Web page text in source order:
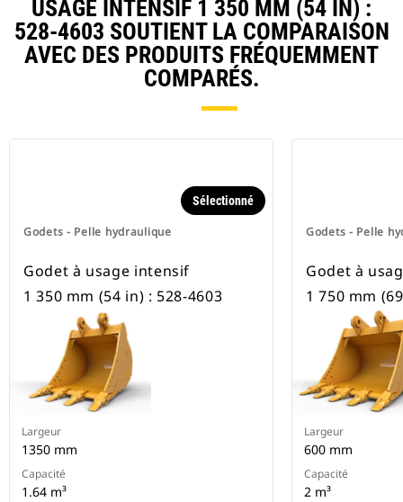
pneus.
USAGE INTENSIF 1 350 MM (54 IN) :
528-4603 SOUTIENT LA COMPARAISON
AVEC DES PRODUITS FRÉQUEMMENT
COMPARÉS.
Godets - Pelle hydraulique
Sélectionné
Godet à usage intensif
1 350 mm (54 in) : 528-4603
Largeur
1350 mm
Capacité
1.64 m³
Godets - Pelle
Godet à
1 750 mm
Largeur
600 mm
Capacité
2 m³